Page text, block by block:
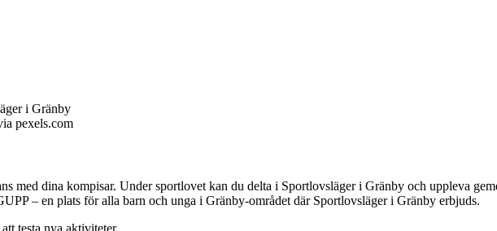
i Gränby
pexels.com
med dina kompisar. Under sportlovet kan du delta i Sportlovsläger i Gränby och uppleva
– en plats för alla barn och unga i Gränby-området där Sportlovsläger i Gränby erbjuds.